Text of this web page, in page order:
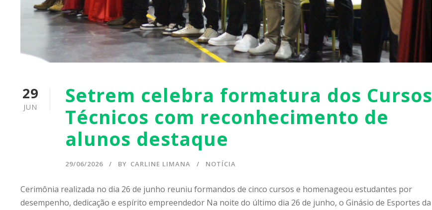
29
JUN
Setrem celebra formatura dos Cursos
Técnicos com reconhecimento de
alunos destaque
29/06/2026 BY CARLINE LIMANA NOTÍCIA
Cerimônia realizada no dia 26 de junho reuniu formandos de cinco cursos e homenageou estudantes por
desempenho, dedicação e espírito empreendedor Na noite do último dia 26 de junho, o Ginásio de Esportes da